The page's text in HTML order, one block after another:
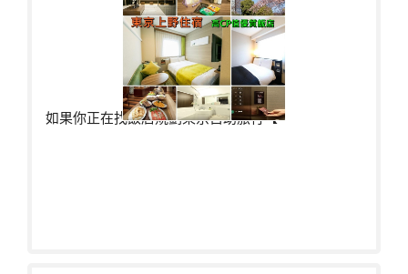
如果你正在找飯店規劃東京自助旅行【